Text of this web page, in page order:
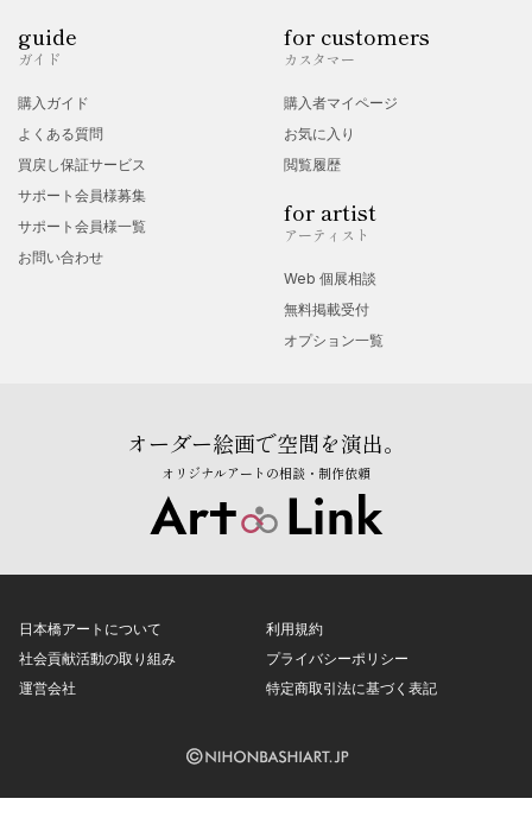
guide
ガイド
購入ガイド
よくある質問
買戻し保証サービス
サポート会員様募集
サポート会員様一覧
お問い合わせ
for customers
カスタマー
購入者マイページ
お気に入り
閲覧履歴
for artist
アーティスト
Web 個展相談
無料掲載受付
オプション一覧
オーダー絵画で空間を演出。
オリジナルアートの相談・制作依頼
日本橋アートについて
社会貢献活動の取り組み
運営会社
利用規約
プライバシーポリシー
特定商取引法に基づく表記